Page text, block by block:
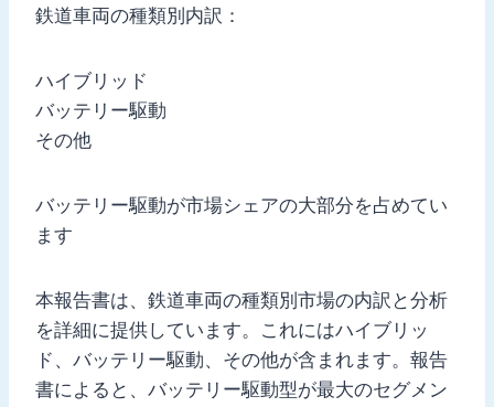
鉄道車両の種類別内訳：
ハイブリッド
バッテリー駆動
その他
バッテリー駆動が市場シェアの大部分を占めてい
ます
本報告書は、鉄道車両の種類別市場の内訳と分析
を詳細に提供しています。これにはハイブリッ
ド、バッテリー駆動、その他が含まれます。報告
書によると、バッテリー駆動型が最大のセグメン